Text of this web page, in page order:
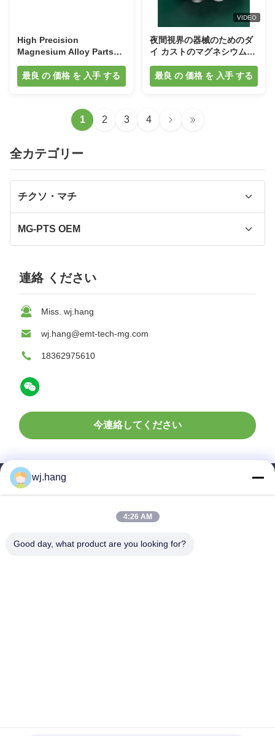
High Precision
Magnesium Alloy Parts
Conductivity and High
Corrosion Resistance
最良 の 価格 を 入手 する
VIDEO
夜間視界の器械のためのダ
イ カストのマグネシウムの
最良 の 価格 を 入手 する
1 2 3 4
全カテゴリー
チクソ・マチ
Thixomolding機械
MG-PTS OEM
3C マグネシウム部品 OEM
マグネシウム自動車部品 OEM
ロボット部品OEM
鉄道輸送用マグネシウム部品OEM
軍需産業用マグネシウム部品OEM
スマートホームマグネシウム部品OEM
連絡 ください
Miss. wj.hang
wj.hang@emt-tech-mg.com
18362975610
今連絡してください
連絡 ください
Jiangsu EMT Precision Manufacturing Co.,
メール: wj.hang@emt-tech-mg.com
wj.hang
4:26 AM
Good day, what product are you looking for?